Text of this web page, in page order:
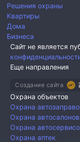
Решения охраны
Квартиры
Дома
Бизнеса
Сайт не является
Еще направления
Создание сайта
Охрана объектов
Охрана
Охрана автосалонов
Охрана
Охрана аптек